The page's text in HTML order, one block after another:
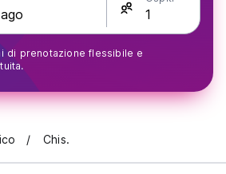
di prenotazione flessibile e
Chis.